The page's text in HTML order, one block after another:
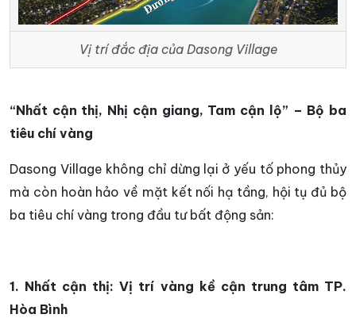
Vị trí đắc địa của Dasong Village
“Nhất cận thị, Nhị cận giang, Tam cận lộ” – Bộ ba
tiêu chí vàng
Dasong Village không chỉ dừng lại ở yếu tố phong thủy
mà còn hoàn hảo về mặt kết nối hạ tầng, hội tụ đủ bộ
ba tiêu chí vàng trong đầu tư bất động sản:
1. Nhất cận thị: Vị trí vàng kề cận trung tâm TP.
Hòa Bình